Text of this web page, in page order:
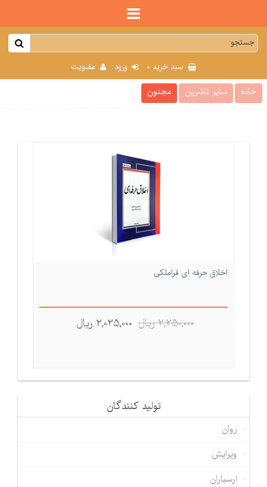
سبد خرید 0 ورود عضویت
خانه سایر ناشرین مجنون
تولید كنندگان
روان
ویرایش
ارسباران
اخلاق حرفه ای قراملکی
2,250,000 ريال 2,025,000 ريال